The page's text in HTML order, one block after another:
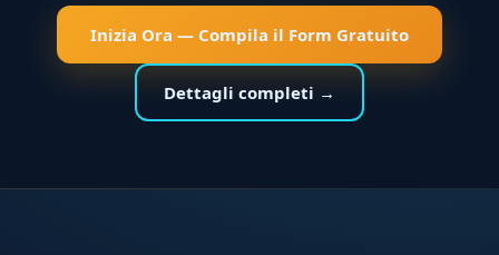
Inizia Ora — Compila il Form Gratuito
Dettagli completi →